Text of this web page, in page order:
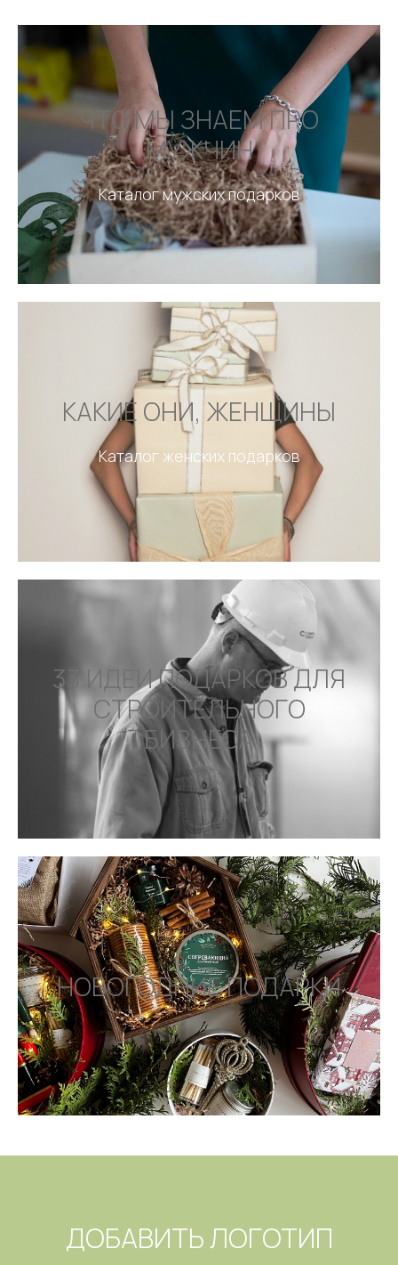
ЧТО МЫ ЗНАЕМ ПРО
МУЖЧИН
Каталог мужских подарков
КАКИЕ ОНИ, ЖЕНЩИНЫ
Каталог женских подарков
33 ИДЕИ ПОДАРКОВ ДЛЯ
СТРОИТЕЛЬНОГО
БИЗНЕСА
НОВОГОДНИЕ ПОДАРКИ
ДОБАВИТЬ ЛОГОТИП